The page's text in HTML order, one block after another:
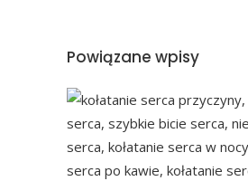
Powiązane wpisy